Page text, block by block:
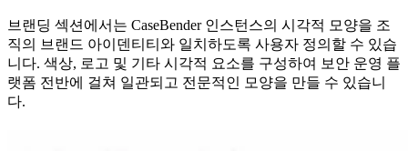
브랜딩 섹션에서는 CaseBender 인스턴스의 시각적 모양을 조
직의 브랜드 아이덴티티와 일치하도록 사용자 정의할 수 있습
니다. 색상, 로고 및 기타 시각적 요소를 구성하여 보안 운영 플
랫폼 전반에 걸쳐 일관되고 전문적인 모양을 만들 수 있습니
다.